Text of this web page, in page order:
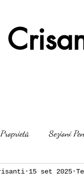
Proprietà Sezioni
15 set 2025